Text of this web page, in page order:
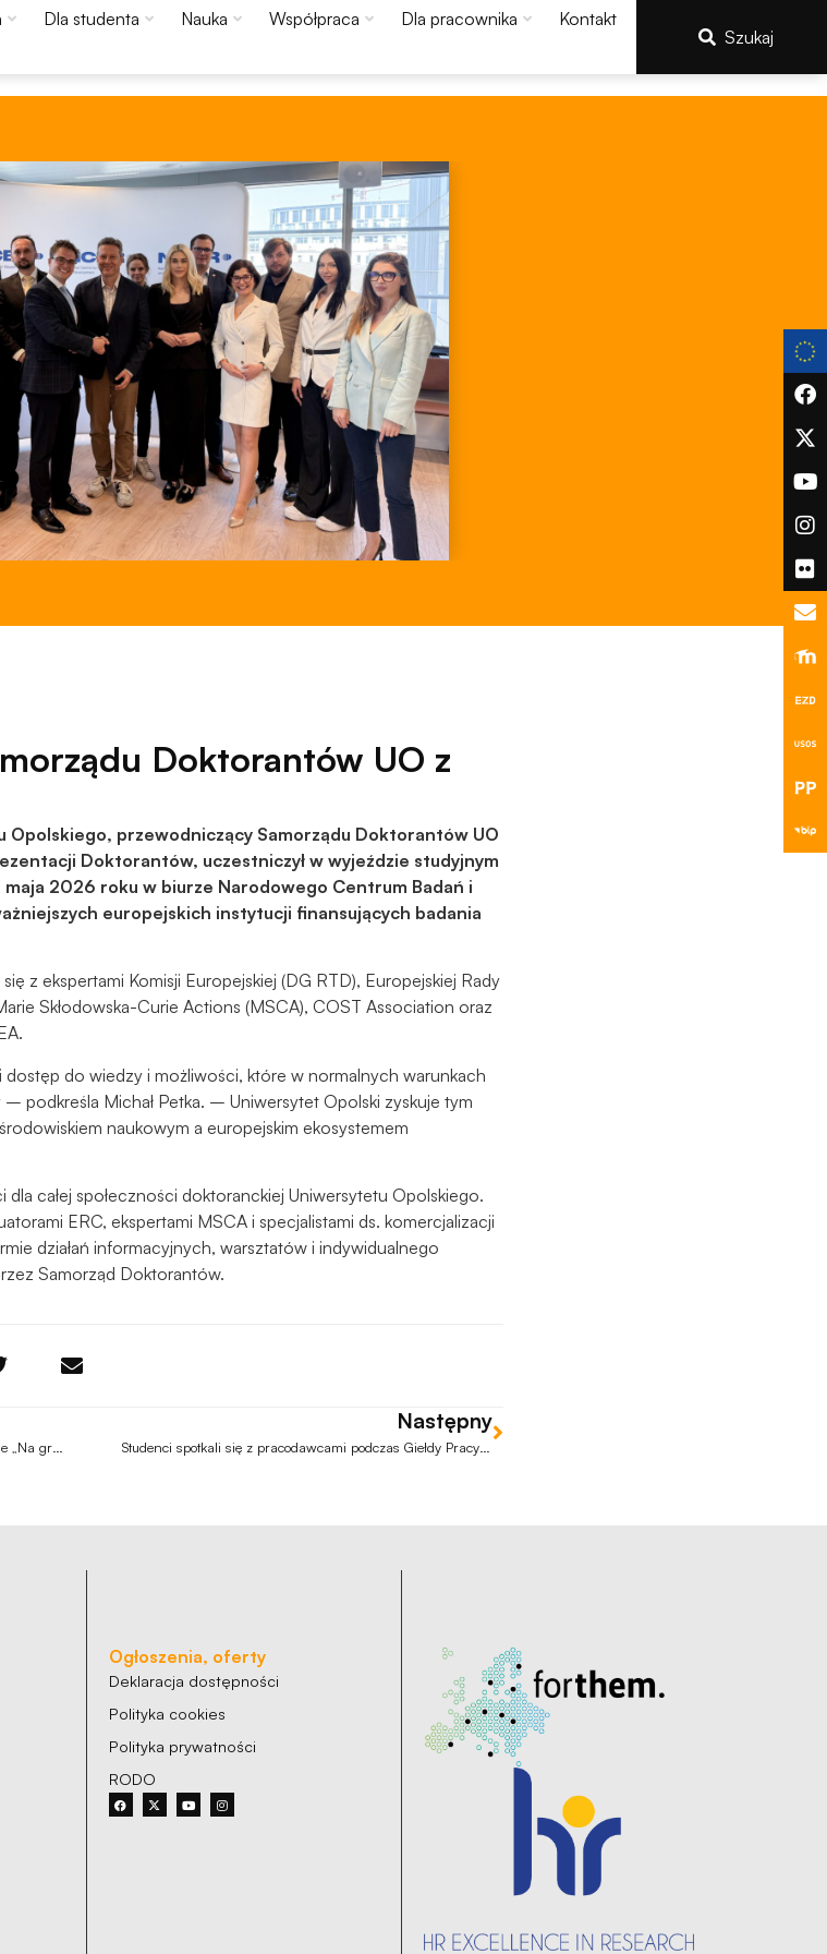
Dla studenta Nauka Współpraca Dla pracownika
Kontakt
Szukaj
Doktorantów UO z
przewodniczący Samorządu Doktorantów UO
Doktorantów, uczestniczył w wyjeździe studyjnym
maja 2026 roku w biurze Narodowego Centrum Badań i
europejskich instytucji finansujących badania
z ekspertami Komisji Europejskiej (DG RTD), Europejskiej Rady
Skłodowska-Curie Actions (MSCA), COST Association oraz
do wiedzy i możliwości, które w normalnych warunkach
podkreśla Michał Petka. – Uniwersytet Opolski zyskuje tym
naukowym a europejskim ekosystemem
całej społeczności doktoranckiej Uniwersytetu Opolskiego.
ERC, ekspertami MSCA i specjalistami ds. komercjalizacji
działań informacyjnych, warsztatów i indywidualnego
Samorząd Doktorantów.
Młodzi badacze z UO na międzynarodowym obozie „Na granicy”
Następny
Studenci spotkali się z pracodawcami podczas Giełdy Pracy na Uniwersytecie Opolskim
Ogłoszenia, oferty
Deklaracja dostępności
Polityka cookies
Polityka prywatności
RODO
Konieczne
Te pliki cookie
nie są
opcjonalne. Są
one potrzebne
do
funkcjonowania
strony
internetowej.
strony
tego, jak
strona jest
używana.
Aby nasza
strona
najlepiej
podczas
twojego
te pliki cookie,
niektóre funkcje
znikną ze strony
internetowej.
zachowania